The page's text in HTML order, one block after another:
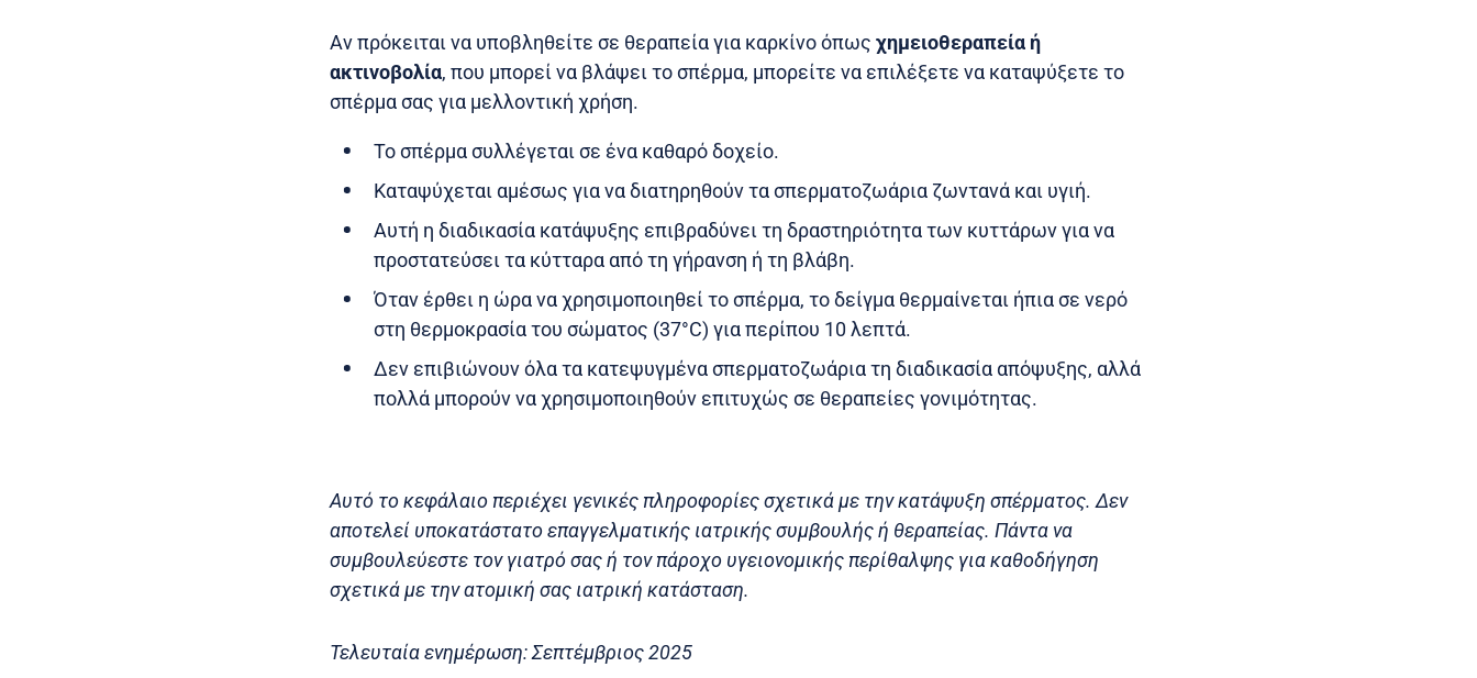
Αν πρόκειται να υποβληθείτε σε θεραπεία για καρκίνο όπως χημειοθεραπεία ή
ακτινοβολία, που μπορεί να βλάψει το σπέρμα, μπορείτε να επιλέξετε να καταψύξετε το
σπέρμα σας για μελλοντική χρήση.
Το σπέρμα συλλέγεται σε ένα καθαρό δοχείο.
Καταψύχεται αμέσως για να διατηρηθούν τα σπερματοζωάρια ζωντανά και υγιή.
Αυτή η διαδικασία κατάψυξης επιβραδύνει τη δραστηριότητα των κυττάρων για να
προστατεύσει τα κύτταρα από τη γήρανση ή τη βλάβη.
Όταν έρθει η ώρα να χρησιμοποιηθεί το σπέρμα, το δείγμα θερμαίνεται ήπια σε νερό
στη θερμοκρασία του σώματος (37°C) για περίπου 10 λεπτά.
Δεν επιβιώνουν όλα τα κατεψυγμένα σπερματοζωάρια τη διαδικασία απόψυξης, αλλά
πολλά μπορούν να χρησιμοποιηθούν επιτυχώς σε θεραπείες γονιμότητας.
Αυτό το κεφάλαιο περιέχει γενικές πληροφορίες σχετικά με την κατάψυξη σπέρματος. Δεν
αποτελεί υποκατάστατο επαγγελματικής ιατρικής συμβουλής ή θεραπείας. Πάντα να
συμβουλεύεστε τον γιατρό σας ή τον πάροχο υγειονομικής περίθαλψης για καθοδήγηση
σχετικά με την ατομική σας ιατρική κατάσταση.
Τελευταία ενημέρωση: Σεπτέμβριος 2025